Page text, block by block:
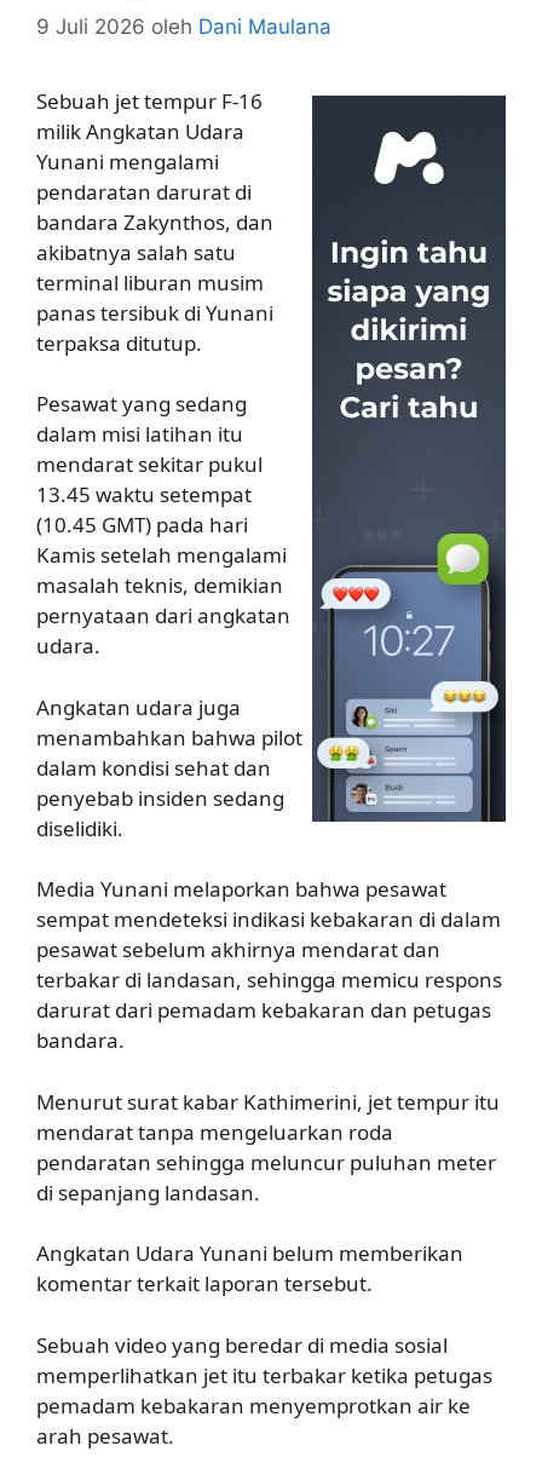
9 Juli 2026 oleh Dani Maulana
Sebuah jet tempur F-16
milik Angkatan Udara
Yunani mengalami
pendaratan darurat di
bandara Zakynthos, dan
akibatnya salah satu
terminal liburan musim
panas tersibuk di Yunani
terpaksa ditutup.
Pesawat yang sedang
dalam misi latihan itu
mendarat sekitar pukul
13.45 waktu setempat
(10.45 GMT) pada hari
Kamis setelah mengalami
masalah teknis, demikian
pernyataan dari angkatan
udara.
Angkatan udara juga
menambahkan bahwa pilot
dalam kondisi sehat dan
penyebab insiden sedang
diselidiki.
Media Yunani melaporkan bahwa pesawat
sempat mendeteksi indikasi kebakaran di dalam
pesawat sebelum akhirnya mendarat dan
terbakar di landasan, sehingga memicu respons
darurat dari pemadam kebakaran dan petugas
bandara.
Menurut surat kabar Kathimerini, jet tempur itu
mendarat tanpa mengeluarkan roda
pendaratan sehingga meluncur puluhan meter
di sepanjang landasan.
Angkatan Udara Yunani belum memberikan
komentar terkait laporan tersebut.
Sebuah video yang beredar di media sosial
memperlihatkan jet itu terbakar ketika petugas
pemadam kebakaran menyemprotkan air ke
arah pesawat.